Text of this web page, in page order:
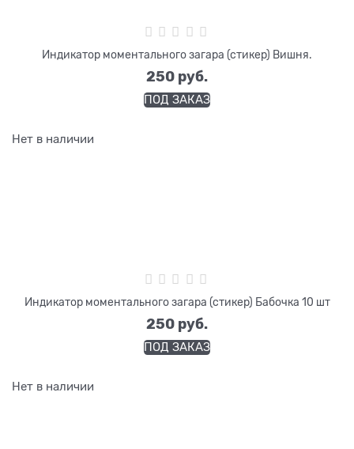
Индикатор моментального загара (стикер) Вишня.
250 руб.
ПОД ЗАКАЗ
Нет в наличии
Индикатор моментального загара (стикер) Бабочка 10 шт
250 руб.
ПОД ЗАКАЗ
Нет в наличии